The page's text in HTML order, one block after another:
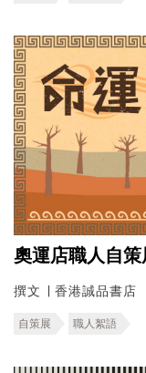
奧運店職人自策
撰文 ∣ 香港誠品書店
自策展 職人絮語